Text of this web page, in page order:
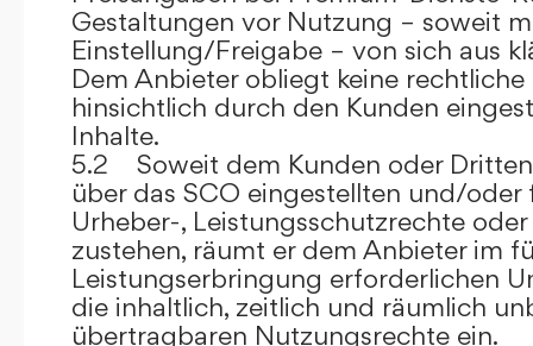
Gestaltungen vor Nutzung – soweit
Einstellung/Freigabe – von sich aus
Dem Anbieter obliegt keine
hinsichtlich durch den Kunden
Inhalte.
5.2 Soweit dem Kunden oder
über das SCO eingestellten und/
Urheber-, Leistungsschutzrechte
zustehen, räumt er dem Anbieter im
Leistungserbringung erforderlichen
die inhaltlich, zeitlich und räumlich
übertragbaren Nutzungsrechte ein.